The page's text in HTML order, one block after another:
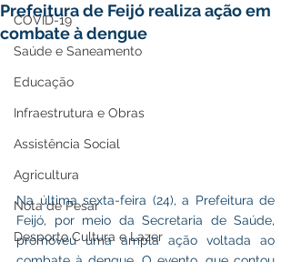
COVID-19
Saúde e Saneamento
Educação
Infraestrutura e Obras
Assistência Social
Agricultura
Nota de Pesar
Desporto Cultura e Lazer
Prefeitura de Feijó realiza ação em
combate à dengue
Na última sexta-feira (24), a Prefeitura de
Feijó, por meio da Secretaria de Saúde,
promoveu uma ampla ação voltada ao